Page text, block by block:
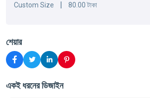
Custom Size 80.00 টাকা
শেয়ার
একই ধরনের ডিজাইন